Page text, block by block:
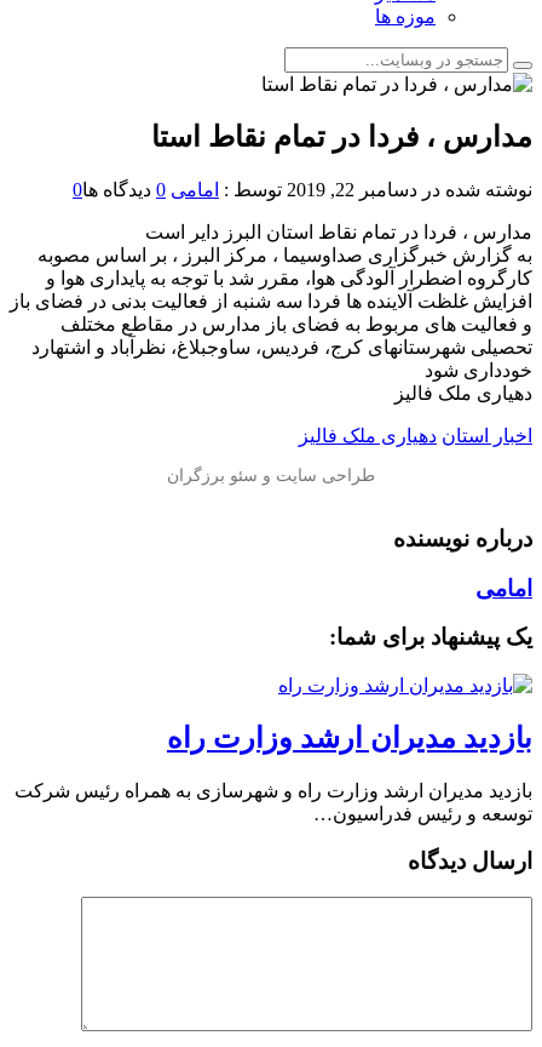
موزه ها
مدارس ، فردا در تمام نقاط استا
نوشته شده در دسامبر 22, 2019 توسط : امامی 0 دیدگاه ها0
مدارس ، فردا در تمام نقاط استان البرز دایر است
به گزارش خبرگزاری صداوسیما ، مرکز البرز ، بر اساس مصوبه
کارگروه اضطرار آلودگی هوا، مقرر شد با توجه به پایداری هوا و
افزایش غلظت آلاینده ها فردا سه شنبه از فعالیت بدنی در فضای باز
و فعالیت های مربوط به فضای باز مدارس در مقاطع مختلف
تحصیلی شهرستانهای کرج، فردیس، ساوجبلاغ، نظرآباد و اشتهارد
خودداری شود
دهیاری ملک فالیز
اخبار استان دهیاری ملک فالیز
درباره نویسنده
امامی
یک پیشنهاد برای شما:
بازدید مدیران ارشد وزارت راه
بازدید مدیران ارشد وزارت راه و شهرسازی به همراه رئیس شرکت
توسعه و رئیس فدراسیون…
ارسال دیدگاه